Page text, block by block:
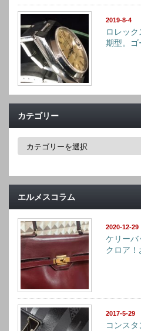
2019-8-4
ロレッ
期型。ゴ
カテゴリー
カ
ー
エルメスコラム
2020-12-29
ケリーバ
クロア！
2017-5-29
コンス